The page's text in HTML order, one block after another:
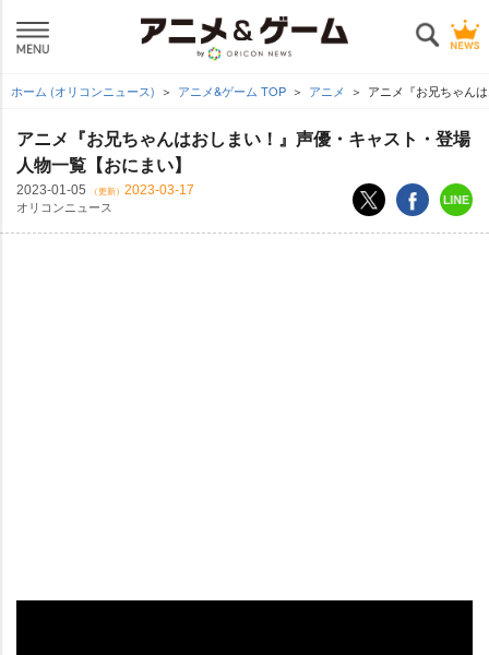
ホーム (オリコンニュース) アニメ&ゲーム TOP アニメ アニメ『お兄ちゃん
アニメ『お兄ちゃんはおしまい！』声優・キャスト・登場
人物一覧【おにまい】
2023-01-05 （更新） 2023-03-17
オリコンニュース